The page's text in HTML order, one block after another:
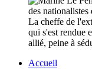
La cheffe de
qui s'est rendue
allié, peine à
Accueil